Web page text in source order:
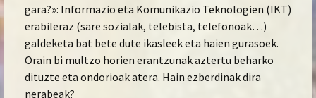
gara?»: Informazio eta Komunikazio Teknologien (IKT)
erabileraz (sare sozialak, telebista, telefonoak…)
galdeketa bat bete dute ikasleek eta haien gurasoek.
Orain bi multzo horien erantzunak aztertu beharko
dituzte eta ondorioak atera. Hain ezberdinak dira
nerabeak?